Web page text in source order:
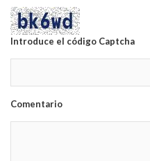
Introduce el código Captcha
Comentario